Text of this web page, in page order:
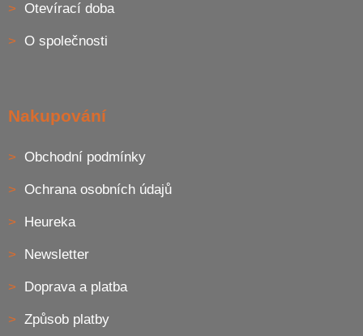
Otevírací doba
O společnosti
Nakupování
Obchodní podmínky
Ochrana osobních údajů
Heureka
Newsletter
Doprava a platba
Způsob platby